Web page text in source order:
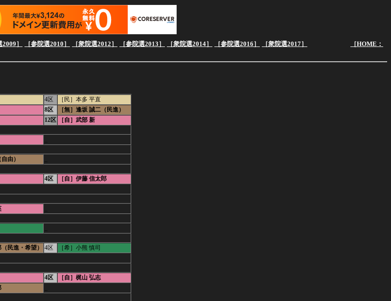
2009］ ［参院選2010］ ［衆院選2012］ ［参院選2013］ ［衆院選2014］ ［参院選2016］ ［衆院選2017］
［HOME：
4区
［民］本多 平直
8区
［無］逢坂 誠二（民進）
12区
［自］武部 新
由）
4区
［自］伊藤 信太郎
民進・希望） 4区
［希］小熊 慎司
4区
［自］梶山 弘志